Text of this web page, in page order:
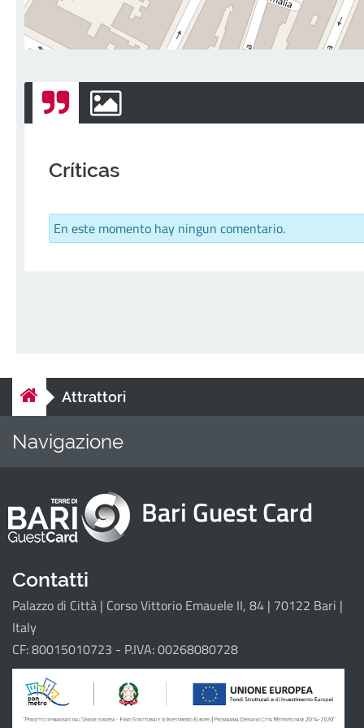
Críticas
En este momento hay ningun comentario.
Attrattori
Navigazione
Il progetto
Bari Guest Card
Contatti
Palazzo di Città | Corso Vittorio Emauele II, 84 | 70122 Bari |
Italy
CF: 80015010723 - P.IVA: 00268080728